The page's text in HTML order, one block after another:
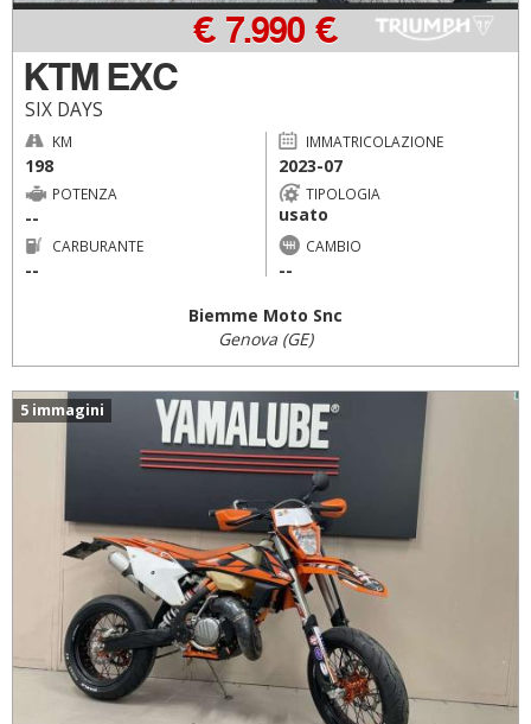
KTM EXC
SIX DAYS
€ 7.990 €
KM
198
IMMATRICOLAZIONE
2023-07
POTENZA
--
TIPOLOGIA
usato
CARBURANTE
--
CAMBIO
--
Biemme Moto Snc
Genova (GE)
5 immagini